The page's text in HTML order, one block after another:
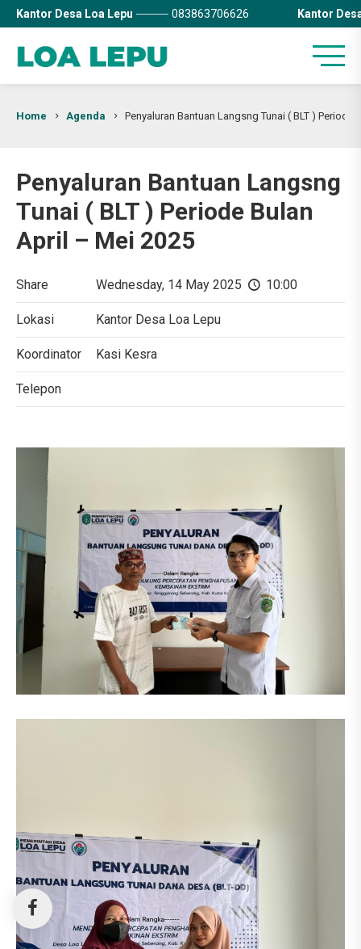
Kantor Desa Loa Lepu 083863706626 Kantor
Home Agenda Penyaluran Bantuan Langsng Tunai ( BLT ) Periode
Penyaluran Bantuan Langsng
Tunai ( BLT ) Periode Bulan
April – Mei 2025
Share Wednesday, 14 May 2025 10:00
Lokasi Kantor Desa Loa Lepu
Koordinator Kasi Kesra
Telepon